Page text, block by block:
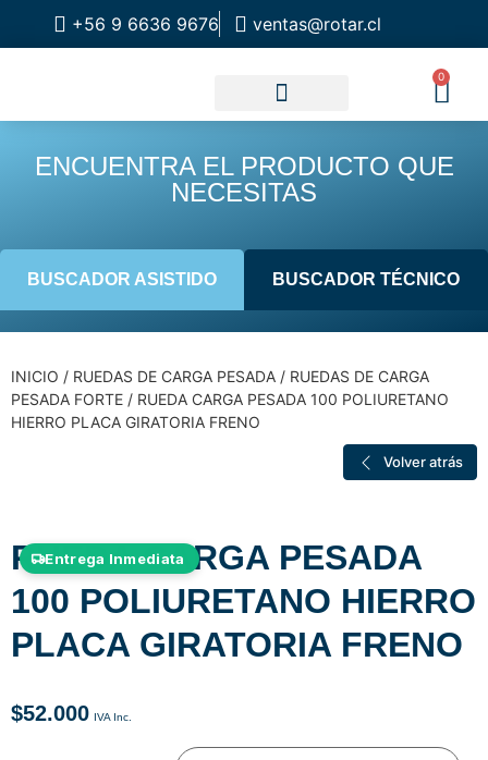
+56 9 6636 9676 ventas@rotar.cl
0
ENCUENTRA EL PRODUCTO QUE
NECESITAS
BUSCADOR ASISTIDO BUSCADOR TÉCNICO
INICIO / RUEDAS DE CARGA PESADA / RUEDAS DE CARGA
PESADA FORTE / RUEDA CARGA PESADA 100 POLIURETANO
HIERRO PLACA GIRATORIA FRENO
Volver atrás
Entrega Inmediata
RUEDA CARGA PESADA
100 POLIURETANO HIERRO
PLACA GIRATORIA FRENO
$52.000